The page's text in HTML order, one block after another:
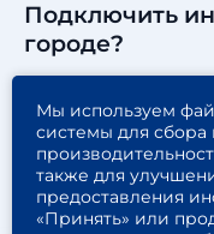
Подключить
городе?
Анапа
Апшеронск
Армавир
Ахтырский
Мы используем
системы для
также для
предоставления
«Принять» или